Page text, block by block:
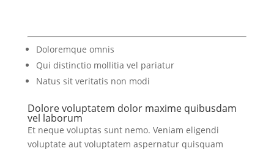
Doloremque omnis
Qui distinctio mollitia vel pariatur
Natus sit veritatis non modi
Dolore voluptatem dolor maxime quibusdam
vel laborum
Et neque voluptas sunt nemo. Veniam eligendi
voluptate aut voluptatem aspernatur quisquam